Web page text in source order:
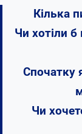
Кілька
Чи хотіли
Спочатку
Чи